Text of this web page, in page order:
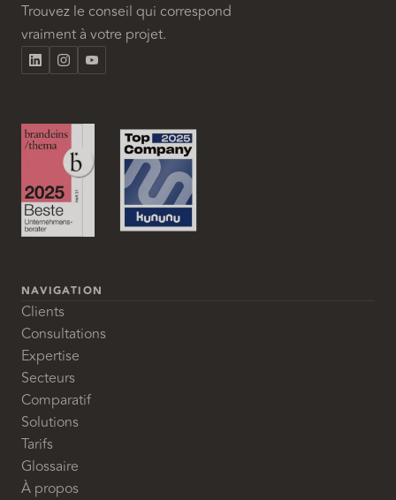
Trouvez le conseil qui correspond
vraiment à votre projet.
NAVIGATION
Clients
Consultations
Expertise
Secteurs
Comparatif
Solutions
Tarifs
Glossaire
À propos